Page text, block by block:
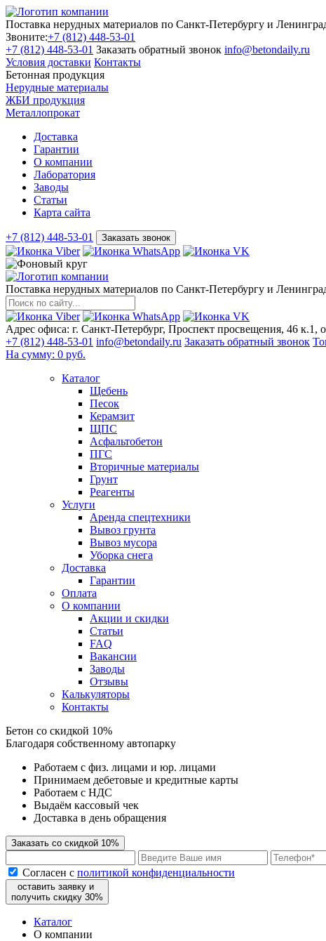
Поставка нерудных материалов по Санкт-Петербургу и
Звоните:+7 (812) 448-53-01
+7 (812) 448-53-01 Заказать обратный звонок info@betondaily.ru
Условия доставки Контакты
Бетонная продукция
Нерудные материалы
ЖБИ продукция
Металлопрокат
Доставка
Гарантии
О компании
Лаборатория
Заводы
Статьи
Карта сайта
+7 (812) 448-53-01 Заказать звонок
Поставка нерудных материалов по Санкт-Петербургу и
Адрес офиса: г. Санкт-Петербург, Проспект просвещения, 46 к.1,
+7 (812) 448-53-01 info@betondaily.ru Заказать обратный звонок
На сумму: 0 руб.
Каталог
Щебень
Песок
Керамзит
ЩПС
Асфальтобетон
ПГС
Вторичные материалы
Грунт
Реагенты
Услуги
Аренда спецтехники
Вывоз грунта
Вывоз мусора
Уборка снега
Доставка
Гарантии
Оплата
О компании
Акции и скидки
Статьи
FAQ
Вакансии
Заводы
Отзывы
Калькуляторы
Контакты
Бетон со скидкой 10%
Благодаря собственному автопарку
Работаем с физ. лицами и юр. лицами
Принимаем дебетовые и кредитные карты
Работаем с НДС
Выдаём кассовый чек
Доставка в день обращения
Заказать со скидкой 10%
Согласен с политикой конфиденциальности
оставить заявку и
получить скидку 30%
Каталог
О компании